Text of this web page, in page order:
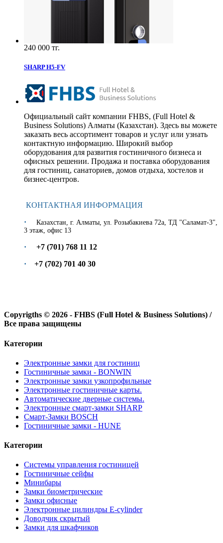
240 000 тг.
SHARP H5-FV
Официальный сайт компании FHBS, (Full Hotel &
Business Solutions) Алматы (Казахстан). Здесь вы можете
заказать весь ассортимент товаров и услуг или узнать
контактную информацию. Широкий выбор
оборудования для развития гостиничного бизнеса и
офисных решении. Продажа и поставка оборудования
для гостиниц, санаториев, домов отдыха, хостелов и
бизнес-центров.
КОНТАКТНАЯ ИНФОРМАЦИЯ
·
​Казахстан, г. Алматы, ул. Розыбакиева 72а, ТД "Саламат-3",
3 этаж, офис 13
· +7 (701) 768 11 12
·
+7 (702) 701 40 30
Copyrigths © 2026 - FHBS (Full Hotel & Business Solutions) /
Все права защищены
Категории
Электронные замки для гостиниц
Гостиничные замки - BONWIN
Электронные замки узкопрофильные
Электронные гостиничные карты.
Автоматические дверные системы.
Электронные смарт-замки SHARP
Смарт-Замки BOSCH
Гостиничные замки - HUNE
Категории
Системы управления гостиницей
Гостиничные сейфы
Минибары
Замки биометрические
Замки офисные
Электронные цилиндры E-cylinder
Доводчик скрытый
Замки для шкафчиков